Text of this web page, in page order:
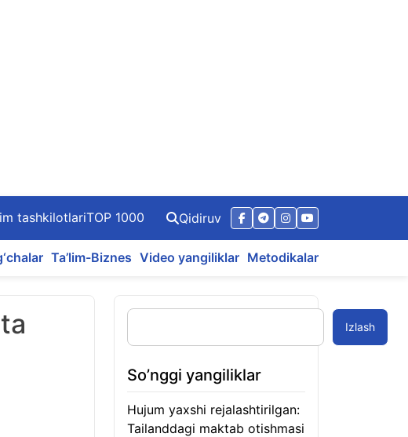
tashkilotlariTOP 1000 Qidiruv
Ta’lim-Biznes Video yangiliklar Metodikalar
Izlash
So’nggi yangiliklar
Hujum yaxshi rejalashtirilgan:
Tailanddagi maktab otishmasi